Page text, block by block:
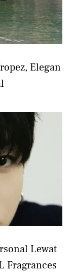
Elegan
Lewat
Fragrances